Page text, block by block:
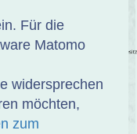
Für die
Matomo
widersprechen
möchten,
zum